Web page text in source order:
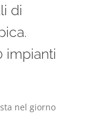
di
impianti
nel giorno